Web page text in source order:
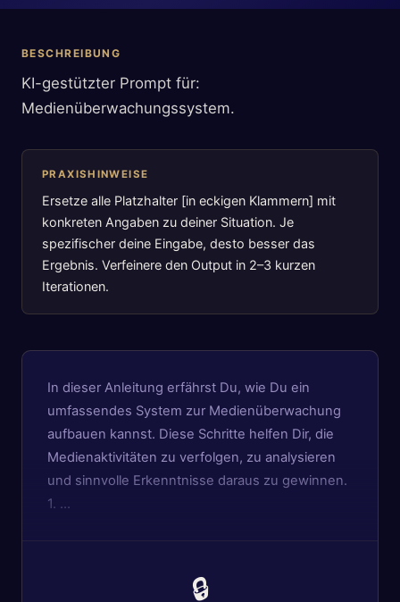
BESCHREIBUNG
KI-gestützter Prompt für:
Medienüberwachungssystem.
PRAXISHINWEISE
Ersetze alle Platzhalter [in eckigen Klammern] mit
konkreten Angaben zu deiner Situation. Je
spezifischer deine Eingabe, desto besser das
Ergebnis. Verfeinere den Output in 2–3 kurzen
Iterationen.
In dieser Anleitung erfährst Du, wie Du ein
umfassendes System zur Medienüberwachung
aufbauen kannst. Diese Schritte helfen Dir, die
Medienaktivitäten zu verfolgen, zu analysieren
und sinnvolle Erkenntnisse daraus zu gewinnen.
1. …
🔒